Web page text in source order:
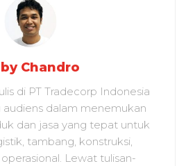
Chandro
di PT Tradecorp Indonesia
dalam menemukan
dan jasa yang tepat untuk
tambang, konstruksi,
Lewat tulisan-